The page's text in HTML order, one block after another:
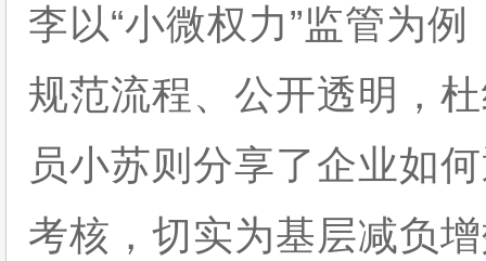
李以“小微权力”监管为
规范流程、公开透明，
员小苏则分享了企业如
考核，切实为基层减负